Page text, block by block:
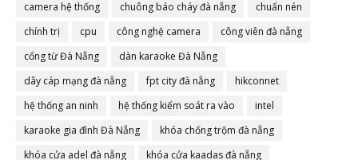
camera hệ thống
chuông báo cháy đà nẵng
chuẩn nén
chính trị
cpu công nghệ camera
công viên đà nẵng
cổng từ Đà Nẵng
dàn karaoke Đà Nẵng
dây cáp mạng đà nẵng
fpt city đà nẵng
hikconnet
hệ thống an ninh
hệ thống kiểm soát ra vào
intel
karaoke gia đình Đà Nẵng
khóa chống trộm đà nẵng
khóa cửa adel đà nẵng
khóa cửa kaadas đà nẵng